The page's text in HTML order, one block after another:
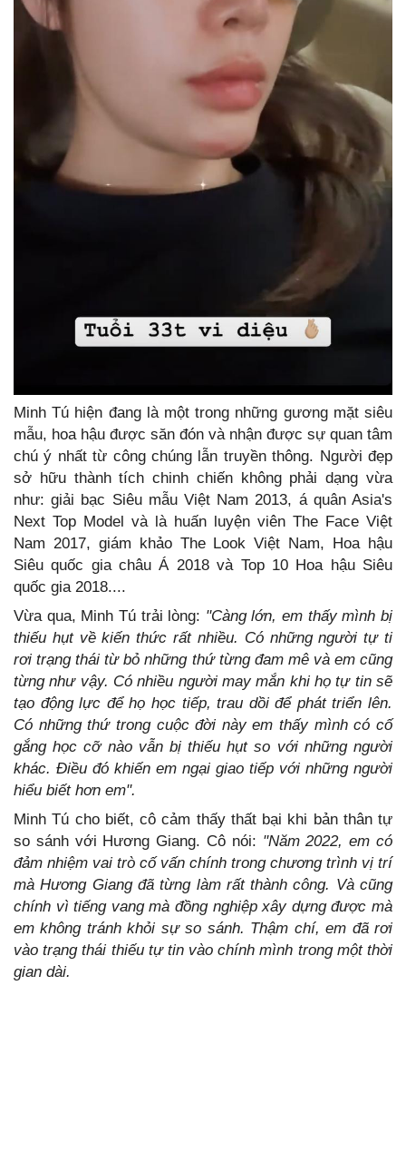
Minh Tú hiện đang là một trong những gương mặt siêu
mẫu, hoa hậu được săn đón và nhận được sự quan tâm
chú ý nhất từ công chúng lẫn truyền thông. Người đẹp
sở hữu thành tích chinh chiến không phải dạng vừa
như: giải bạc Siêu mẫu Việt Nam 2013, á quân Asia's
Next Top Model và là huấn luyện viên The Face Việt
Nam 2017, giám khảo The Look Việt Nam, Hoa hậu
Siêu quốc gia châu Á 2018 và Top 10 Hoa hậu Siêu
quốc gia 2018....
Vừa qua, Minh Tú trải lòng: "Càng lớn, em thấy mình bị
thiếu hụt về kiến thức rất nhiều. Có những người tự ti
rơi trạng thái từ bỏ những thứ từng đam mê và em cũng
từng như vậy. Có nhiều người may mắn khi họ tự tin sẽ
tạo động lực để họ học tiếp, trau dồi để phát triển lên.
Có những thứ trong cuộc đời này em thấy mình có cố
gắng học cỡ nào vẫn bị thiếu hụt so với những người
khác. Điều đó khiến em ngại giao tiếp với những người
hiểu biết hơn em".
Minh Tú cho biết, cô cảm thấy thất bại khi bản thân tự
so sánh với Hương Giang. Cô nói: "Năm 2022, em có
đảm nhiệm vai trò cố vấn chính trong chương trình vị trí
mà Hương Giang đã từng làm rất thành công. Và cũng
chính vì tiếng vang mà đồng nghiệp xây dựng được mà
em không tránh khỏi sự so sánh. Thậm chí, em đã rơi
vào trạng thái thiếu tự tin vào chính mình trong một thời
gian dài.